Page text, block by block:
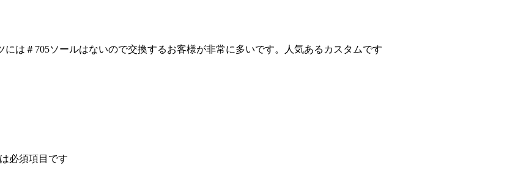
＃705ソールはないので交換するお客様が非常に多いです。人気あるカスタムです
必須項目です